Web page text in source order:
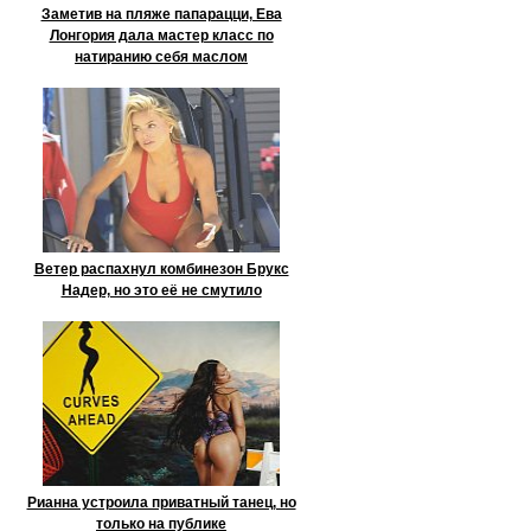
Заметив на пляже папарацци, Ева
Лонгория дала мастер класс по
натиранию себя маслом
Ветер распахнул комбинезон Брукс
Надер, но это её не смутило
Рианна устроила приватный танец, но
только на публике